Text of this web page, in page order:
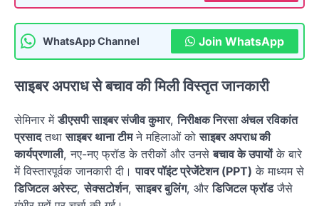
WhatsApp Channel Join WhatsApp
साइबर अपराध से बचाव की मिली विस्तृत जानकारी
सेमिनार मेंडीएसपी साइबर संजीव कुमार,निरीक्षक निरसा अंचल रविकांत
प्रसादतथासाइबर थाना टीमने महिलाओं कोसाइबर अपराध की
कार्यप्रणाली, नए-नए फ्रॉड के तरीकों और उनसेबचाव के उपायोंके बारे
में विस्तारपूर्वक जानकारी दी।पावर पॉइंट प्रेजेंटेशन (PPT) के माध्यम से
डिजिटल अरेस्ट,सेक्सटोर्शन,साइबर बुलिंग, औरडिजिटल फ्रॉडजैसे